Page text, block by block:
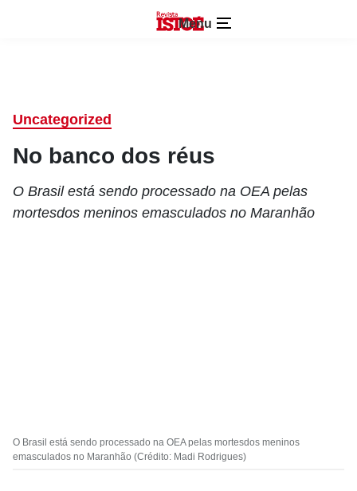
Menu
Uncategorized
No banco dos réus
O Brasil está sendo processado na OEA pelas
mortesdos meninos emasculados no Maranhão
O Brasil está sendo processado na OEA pelas mortesdos meninos
emasculados no Maranhão (Crédito: Madi Rodrigues)